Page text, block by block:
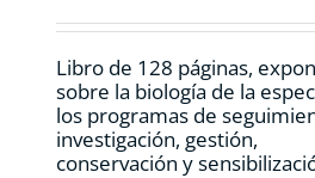
Libro de 128 páginas,
sobre la biología de la
los programas de
investigación, gestión,
conservación y